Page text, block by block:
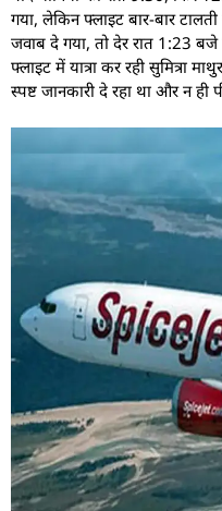
गया, लेकिन फ्लाइट बार-बार
जवाब दे गया, तो देर रात 1:23 बजे
फ्लाइट में यात्रा कर रही सुमित्रा
स्पष्ट जानकारी दे रहा था और न ही